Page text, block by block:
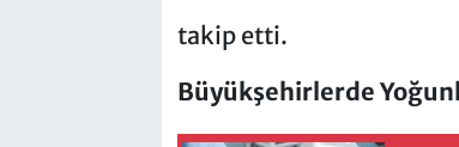
takip etti.
Büyükşehirlerde